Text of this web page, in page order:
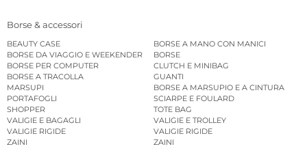
Borse & accessori
BEAUTY CASE
BORSE A MANO CON MANICI
BORSE DA VIAGGIO E WEEKENDER
BORSE
BORSE PER COMPUTER
CLUTCH E MINIBAG
BORSE A TRACOLLA
GUANTI
MARSUPI
BORSE A MARSUPIO E A CINTURA
PORTAFOGLI
SCIARPE E FOULARD
SHOPPER
TOTE BAG
VALIGIE E BAGAGLI
VALIGIE E TROLLEY
VALIGIE RIGIDE
VALIGIE RIGIDE
ZAINI
ZAINI